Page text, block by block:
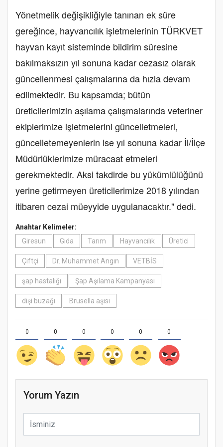
Yönetmelik değişikliğiyle tanınan ek süre
gereğince, hayvancılık işletmelerinin TÜRKVET
hayvan kayıt sisteminde bildirim süresine
bakılmaksızın yıl sonuna kadar cezasız olarak
güncellenmesi çalışmalarına da hızla devam
edilmektedir. Bu kapsamda; bütün
üreticilerimizin aşılama çalışmalarında veteriner
ekiplerimize işletmelerini güncelletmeleri,
güncelletemeyenlerin ise yıl sonuna kadar İl/İlçe
Müdürlüklerimize müracaat etmeleri
gerekmektedir. Aksi takdirde bu yükümlülüğünü
yerine getirmeyen üreticilerimize 2018 yılından
itibaren cezai müeyyide uygulanacaktır." dedi.
Anahtar Kelimeler:
Giresun
Gıda Tarım Hayvancılık Üretici
Çiftçi Dr. Muhammet Angın VETBİS
şap hastalığı Şap Aşılama Kampanyası
dişi buzağı Brusella aşısı
0 0 0 0 0 0
Yorum Yazın